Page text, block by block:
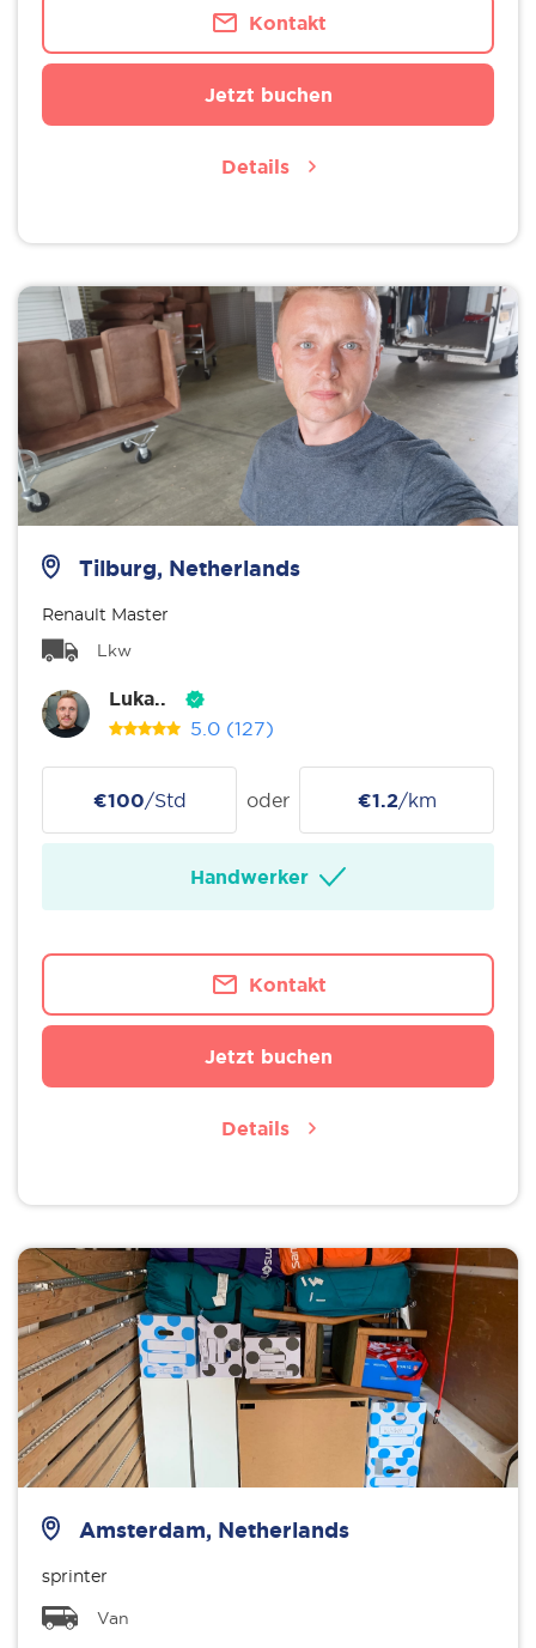
Kontakt
Jetzt buchen
Details
Tilburg, Netherlands
Renault Master
Lkw
Luka..
5.0 (127)
€100/Std oder €1.2/km
Handwerker
Kontakt
Jetzt buchen
Details
Amsterdam, Netherlands
sprinter
Van